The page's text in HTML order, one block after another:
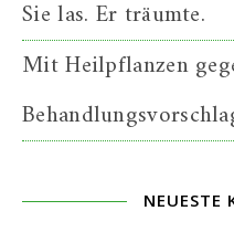
Sie las. Er träumte.
Mit Heilpflanzen
NEUESTE